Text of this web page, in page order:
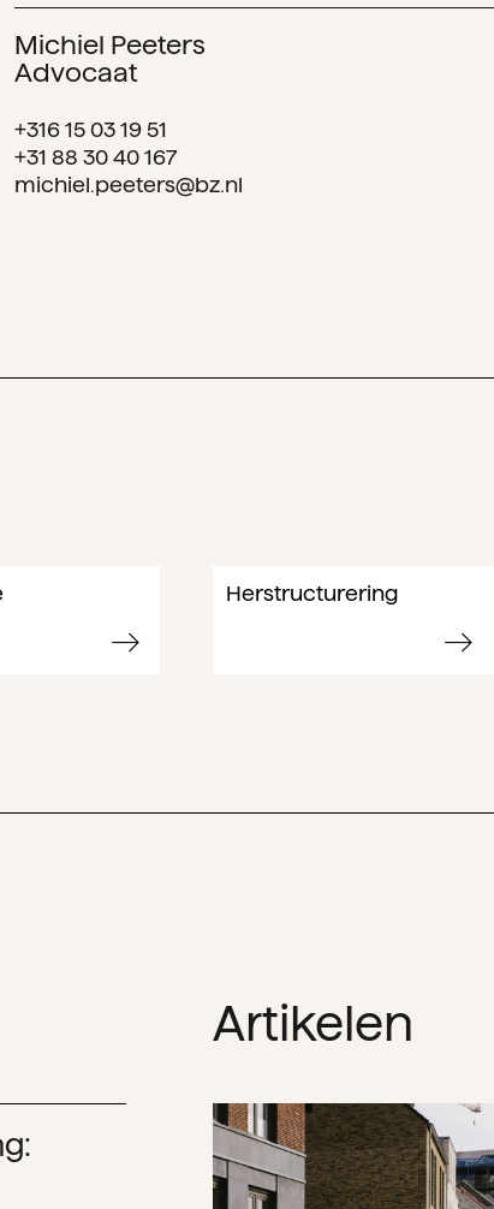
Michiel Peeters
Advocaat
+316 15 03 19 51
+31 88 30 40 167
michiel.peeters@bz.nl
Herstructurering
Artikelen